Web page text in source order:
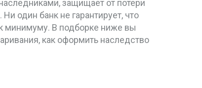
защищает от потери
один банк не гарантирует, что
минимуму. В подборке ниже вы
как оформить наследство